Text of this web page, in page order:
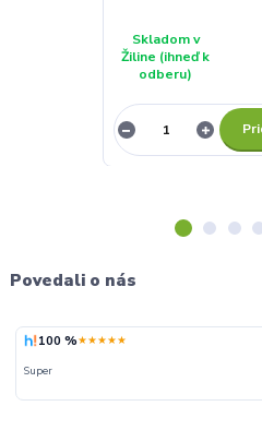
Skladom v
Žiline (ihneď k
odberu)
Povedali o nás
100 %★★★★★
Super